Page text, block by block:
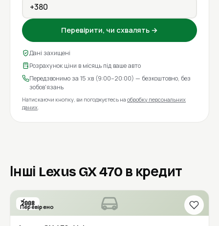
Перевірити, чи схвалять →
Дані захищені
Розрахунок ціни в місяць під ваше авто
Передзвонимо за 15 хв (9:00–20:00) — безкоштовно, без
зобов'язань
Натискаючи кнопку, ви погоджуєтесь на обробку персональних
даних
Інші Lexus GX 470 в кредит
2008
Перевірено